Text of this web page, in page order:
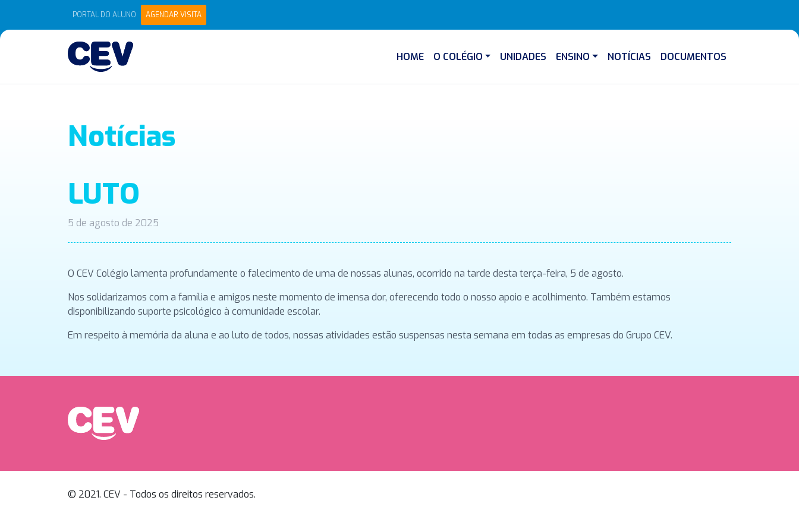
PORTAL DO ALUNO AGENDAR VISITA
HOME O COLÉGIO UNIDADES ENSINO NOTÍCIAS DOCUMENTOS
Notícias
LUTO
5 de agosto de 2025
O CEV Colégio lamenta profundamente o falecimento de uma de nossas alunas, ocorrido na tarde desta terça-feira, 5 de agosto.
Nos solidarizamos com a família e amigos neste momento de imensa dor, oferecendo todo o nosso apoio e acolhimento. Também estamos
disponibilizando suporte psicológico à comunidade escolar.
Em respeito à memória da aluna e ao luto de todos, nossas atividades estão suspensas nesta semana em todas as empresas do Grupo CEV.
© 2021. CEV - Todos os direitos reservados.